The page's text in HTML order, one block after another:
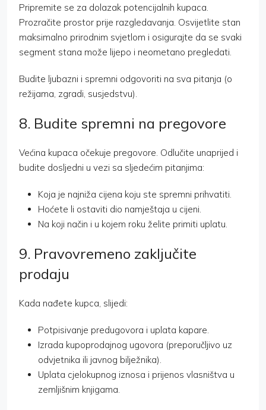
Pripremite se za dolazak potencijalnih kupaca.
Prozračite prostor prije razgledavanja. Osvijetlite stan
maksimalno prirodnim svjetlom i osigurajte da se svaki
segment stana može lijepo i neometano pregledati.
Budite ljubazni i spremni odgovoriti na sva pitanja (o
režijama, zgradi, susjedstvu).
8. Budite spremni na pregovore
Većina kupaca očekuje pregovore. Odlučite unaprijed i
budite dosljedni u vezi sa sljedećim pitanjima:
Koja je najniža cijena koju ste spremni prihvatiti.
Hoćete li ostaviti dio namještaja u cijeni.
Na koji način i u kojem roku želite primiti uplatu.
9. Pravovremeno zaključite
prodaju
Kada nađete kupca, slijedi:
Potpisivanje predugovora i uplata kapare.
Izrada kupoprodajnog ugovora (preporučljivo uz
odvjetnika ili javnog bilježnika).
Uplata cjelokupnog iznosa i prijenos vlasništva u
zemljišnim knjigama.